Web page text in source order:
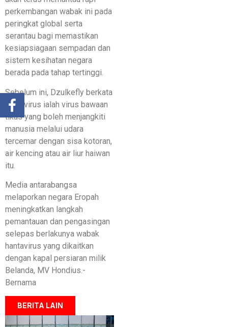
perkembangan wabak ini pada
peringkat global serta
serantau bagi memastikan
kesiapsiagaan sempadan dan
sistem kesihatan negara
berada pada tahap tertinggi.
Sebelum ini, Dzulkefly berkata
hantavirus ialah virus bawaan
tikus yang boleh menjangkiti
manusia melalui udara
tercemar dengan sisa kotoran,
air kencing atau air liur haiwan
itu.
Media antarabangsa
melaporkan negara Eropah
meningkatkan langkah
pemantauan dan pengasingan
selepas berlakunya wabak
hantavirus yang dikaitkan
dengan kapal persiaran milik
Belanda, MV Hondius.-
Bernama
BERITA LAIN